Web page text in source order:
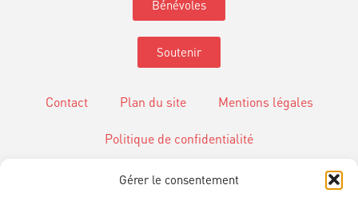
Gérer le consentement
Bénévoles
Soutenir
Contact Plan du site Mentions légales
Politique de confidentialité
Gestion des Cookies